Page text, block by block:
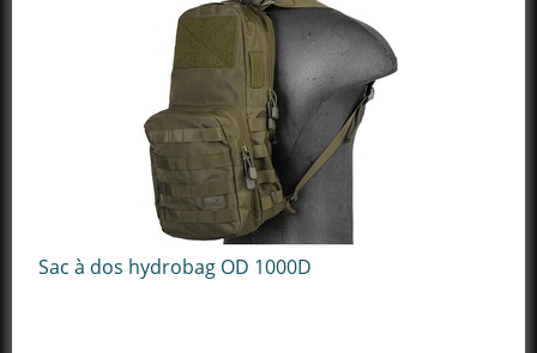
Sac à dos hydrobag OD 1000D